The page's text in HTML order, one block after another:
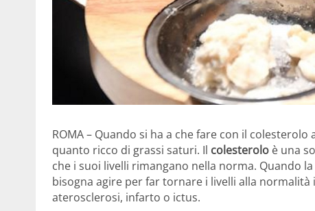
ROMA – Quando si ha a che fare con il
quanto ricco di grassi saturi. Il colesterolo è una
che i suoi livelli rimangano nella norma. Quando
bisogna agire per far tornare i livelli alla
aterosclerosi, infarto o ictus.